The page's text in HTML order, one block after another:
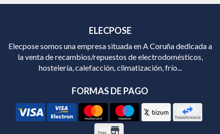
ELECPOSE
Elecpose somos una empresa situada en A Coruña dedicada a
la venta de recambios/repuestos de electrodomésticos,
hostelería, calefacción, climatización, frío...
FORMAS DE PAGO